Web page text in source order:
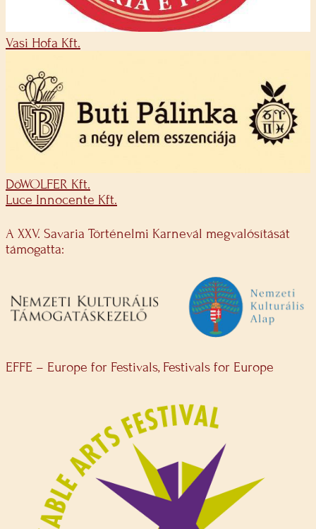
Vasi Hofa Kft.
DöWOLFER Kft.
Luce Innocente Kft.
A XXV. Savaria Történelmi Karnevál megvalósítását
támogatta:
EFFE – Europe for Festivals, Festivals for Europe